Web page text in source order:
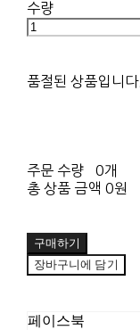
수량
품절된 상품입니다.
주문 수량
0개
총 상품 금액 0원
구매하기
장바구니에 담기
페이스북